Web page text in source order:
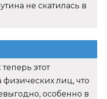
не скатилась в
этот
физических лиц, что
особенно в